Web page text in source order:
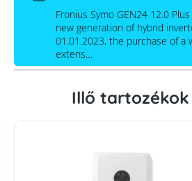
Fronius Symo GEN24 12.0
new generation of hybrid
01.01.2023, the purchase of a
extens…
Illő tartozékok